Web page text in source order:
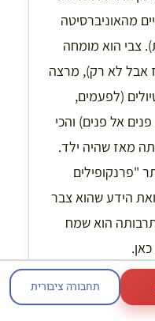
מהאוניברסיטה
צבי הוא מומחה
אבל לא רק), מרצה
(לפעמים,
אל פנים) והכי
מאז שהיה ילד.
"פרנקופילים
הידע שהוא צבר
הוא שמח
דברו
איתי בווטסאפ
תחבורה ציבורית